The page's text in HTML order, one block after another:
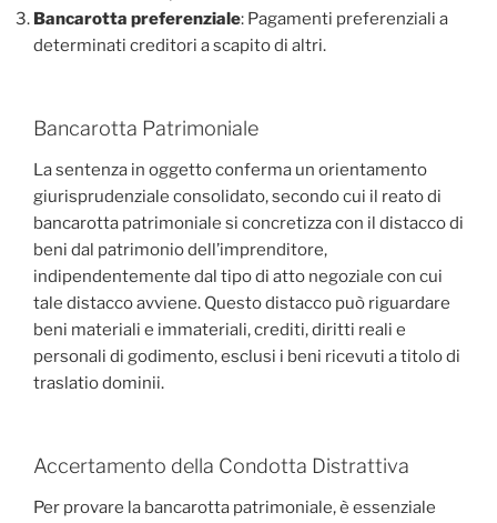
Bancarotta preferenziale: Pagamenti preferenziali a
determinati creditori a scapito di altri.
Bancarotta Patrimoniale
La sentenza in oggetto conferma un orientamento
giurisprudenziale consolidato, secondo cui il reato di
bancarotta patrimoniale si concretizza con il distacco di
beni dal patrimonio dell’imprenditore,
indipendentemente dal tipo di atto negoziale con cui
tale distacco avviene. Questo distacco può riguardare
beni materiali e immateriali, crediti, diritti reali e
personali di godimento, esclusi i beni ricevuti a titolo di
traslatio dominii.
Accertamento della Condotta Distrattiva
Per provare la bancarotta patrimoniale, è essenziale